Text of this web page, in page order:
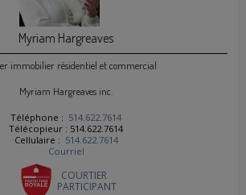
Myriam Hargreaves
immobilier résidentiel et commercial
Myriam Hargreaves inc.
Téléphone : 514.622.7614
Télécopieur : 514.622.7614
Cellulaire : 514.622.7614
Courriel
COURTIER
PARTICIPANT